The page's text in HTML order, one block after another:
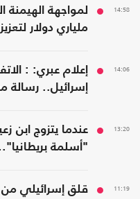
14:58
لمواجهة
ملياري دولار
14:06
إعلام عبري: :
إسرائيل.. رسالة
13:20
عندما يتزوج ابن
"أسلمة
11:19
قلق إسرائيلي من